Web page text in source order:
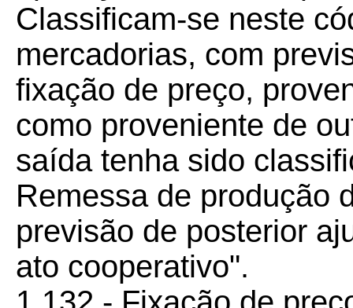
Classificam-se neste
mercadorias, com
fixação de preço,
como proveniente de
saída tenha sido
Remessa de produção
previsão de posterior
ato cooperativo".